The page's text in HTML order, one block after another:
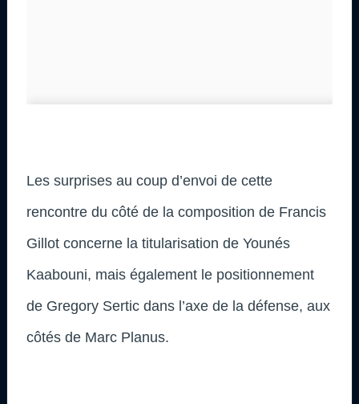
Les surprises au coup d’envoi de cette
rencontre du côté de la composition de Francis
Gillot concerne la titularisation de Younés
Kaabouni, mais également le positionnement
de Gregory Sertic dans l’axe de la défense, aux
côtés de Marc Planus.